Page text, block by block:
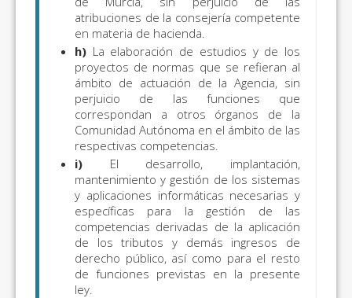
atribuciones de la consejería competente
en materia de hacienda.
h) La elaboración de estudios y de los
proyectos de normas que se refieran al
ámbito de actuación de la Agencia, sin
perjuicio de las funciones que
correspondan a otros órganos de la
Comunidad Autónoma en el ámbito de las
respectivas competencias.
i) El desarrollo, implantación,
mantenimiento y gestión de los sistemas
y aplicaciones informáticas necesarias y
específicas para la gestión de las
competencias derivadas de la aplicación
de los tributos y demás ingresos de
derecho público, así como para el resto
de funciones previstas en la presente
ley.